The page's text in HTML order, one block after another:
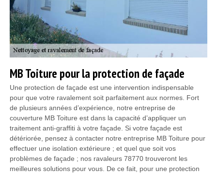
MB Toiture pour la protection de façade
Une protection de façade est une intervention indispensable
pour que votre ravalement soit parfaitement aux normes. Fort
de plusieurs années d’expérience, notre entreprise de
couverture MB Toiture est dans la capacité d’appliquer un
traitement anti-graffiti à votre façade. Si votre façade est
détériorée, pensez à contacter notre entreprise MB Toiture pour
effectuer une isolation extérieure ; et quel que soit vos
problèmes de façade ; nos ravaleurs 78770 trouveront les
meilleures solutions pour vous. De ce fait, pour une protection